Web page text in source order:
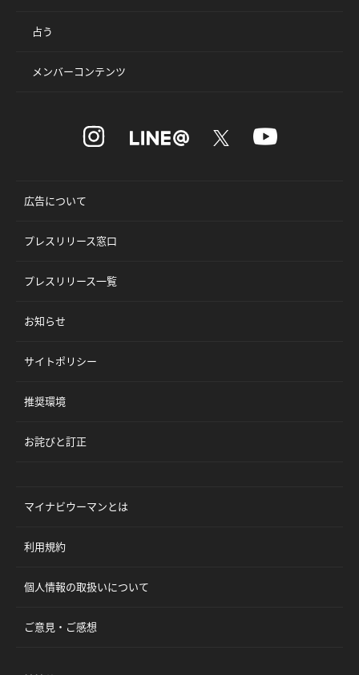
占う
メンバーコンテンツ
広告について
プレスリリース窓口
プレスリリース一覧
お知らせ
サイトポリシー
推奨環境
お詫びと訂正
マイナビウーマンとは
利用規約
個人情報の取扱いについて
ご意見・ご感想